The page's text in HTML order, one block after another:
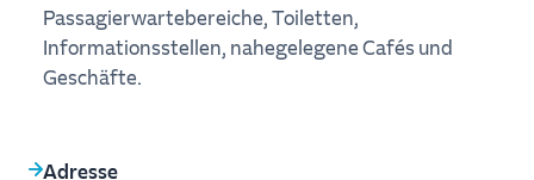
Passagierwartebereiche, Toiletten,
Informationsstellen, nahegelegene Cafés und
Geschäfte.
Adresse